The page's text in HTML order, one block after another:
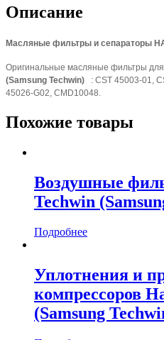
Описание
Масляные фильтры и сепараторы
Оригинальные масляные фильтры
(Samsung Techwin) : CST 45003-01,
45026-G02, CMD10048.
Похожие товары
Воздушные
Techwin
Подробнее
Уплотнения и
компрессоров
(Samsung